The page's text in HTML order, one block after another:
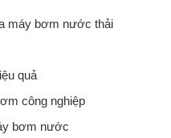
máy bơm nước thải
quả
công nghiệp
bơm nước